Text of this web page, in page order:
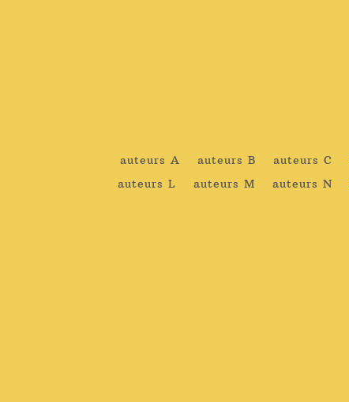
auteurs A auteurs B auteurs C
auteurs L
auteurs M auteurs N